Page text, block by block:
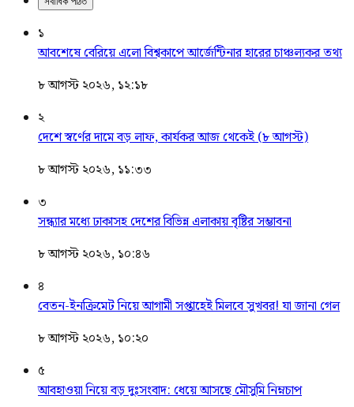
১
আবশেষে বেরিয়ে এলো বিশ্বকাপে আর্জেন্টিনার হারের চাঞ্চল্যকর তথ্য
৮ আগস্ট ২০২৬, ১২:১৮
২
দেশে স্বর্ণের দামে বড় লাফ, কার্যকর আজ থেকেই (৮ আগস্ট)
৮ আগস্ট ২০২৬, ১১:৩৩
৩
সন্ধ্যার মধ্যে ঢাকাসহ দেশের বিভিন্ন এলাকায় বৃষ্টির সম্ভাবনা
৮ আগস্ট ২০২৬, ১০:৪৬
৪
বেতন-ইনক্রিমেট নিয়ে আগামী সপ্তাহেই মিলবে সুখবর! যা জানা গেল
৮ আগস্ট ২০২৬, ১০:২০
৫
আবহাওয়া নিয়ে বড় দুঃসংবাদ: ধেয়ে আসছে মৌসুমি নিম্নচাপ